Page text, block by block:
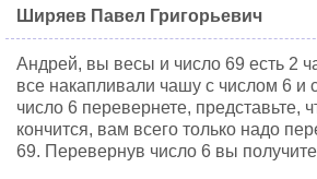
Ширяев Павел Григорьевич
Андрей, вы весы и число 69 есть 2
все накапливали чашу с числом 6 и
число 6 перевернете,
кончится, вам всего только надо
69. Перевернув число 6 вы